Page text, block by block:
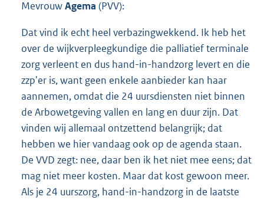
MevrouwAgema (PVV):
Dat vind ik echt heel verbazingwekkend. Ik heb het
over de wijkverpleegkundige die palliatief terminale
zorg verleent en dus hand-in-handzorg levert en die
zzp'er is, want geen enkele aanbieder kan haar
aannemen, omdat die 24 uursdiensten niet binnen
de Arbowetgeving vallen en lang en duur zijn. Dat
vinden wij allemaal ontzettend belangrijk; dat
hebben we hier vandaag ook op de agenda staan.
De VVD zegt: nee, daar ben ik het niet mee eens; dat
mag niet meer kosten. Maar dat kost gewoon meer.
Als je 24 uurszorg, hand-in-handzorg in de laatste